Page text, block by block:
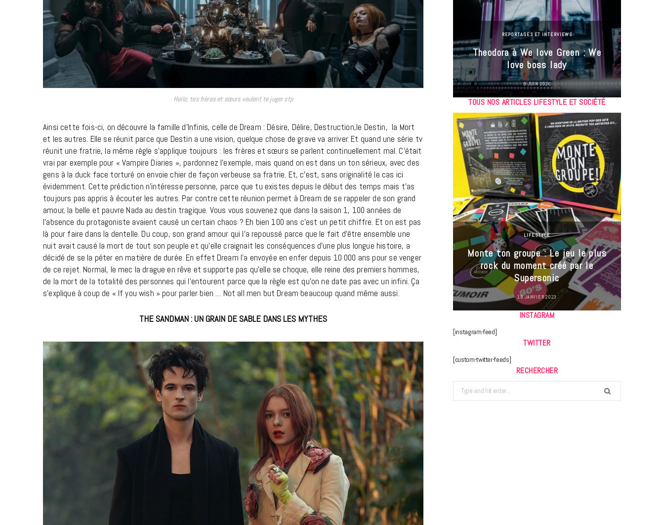
Hello, tes frères et sœurs veulent te juger stp
Ainsi cette fois-ci, on découvre la famille d’Infinis, celle de Dream : Désire, Délire, Destruction,le Destin, la Mort
et les autres. Elle se réunit parce que Destin a une vision, quelque chose de grave va arriver. Et quand une série tv
réunit une fratrie, la même règle s’applique toujours : les frères et sœurs se parlent continuellement mal. C’était
vrai par exemple pour « Vampire Diaries », pardonnez l’exemple, mais quand on est dans un ton sérieux, avec des
gens à la duck face torturé on envoie chier de façon verbeuse sa fratrie. Et, c’est, sans originalité le cas ici
évidemment. Cette prédiction n’intéresse personne, parce que tu existes depuis le début des temps mais t’as
toujours pas appris à écouter les autres. Par contre cette réunion permet à Dream de se rappeler de son grand
amour, la belle et pauvre Nada au destin tragique. Vous vous souvenez que dans la saison 1, 100 années de
l’absence du protagoniste avaient causé un certain chaos ? Eh bien 100 ans c’est un petit chiffre. Et on est pas
là pour faire dans la dentelle. Du coup, son grand amour qui l’a repoussé parce que le fait d’être ensemble une
nuit avait causé la mort de tout son peuple et qu’elle craignait les conséquences d’une plus longue histoire, a
décidé de se la péter en matière de durée. En effet Dream l’a envoyée en enfer depuis 10 000 ans pour se venger
de ce rejet. Normal, le mec la drague en rêve et supporte pas qu’elle se choque, elle reine des premiers hommes,
de la mort de la totalité des personnes qui l’entourent parce que la règle est qu’on ne date pas avec un infini. Ça
s’explique à coup de « If you wish » pour parler bien … Not all men but Dream beaucoup quand même aussi.
THE SANDMAN : UN GRAIN DE SABLE DANS LES MYTHES
REPORTAGES ET INTERVIEWS
We Love Green se met au vert sur
la Montagne de Gorillaz
7 JUIN 2026
REPORTAGES ET INTERVIEWS
Theodora à We love Green : We
love boss lady
9 JUIN 2026
TOUS NOS ARTICLES LIFESTYLE ET SOCIÉTÉ
LIFESTYLE
Gainsbourg, toute une vie :
documentaire plus Ginsburg que
Gainsbarre à ne pas manquer sur
France 3
18 FÉVRIER 2021
LIFESTYLE
Monte ton groupe : Le jeu le plus
rock du moment créé par le
Supersonic
18 JANVIER 2023
INSTAGRAM
[instagram-feed]
TWITTER
[custom-twitter-feeds]
RECHERCHER
Search
for: